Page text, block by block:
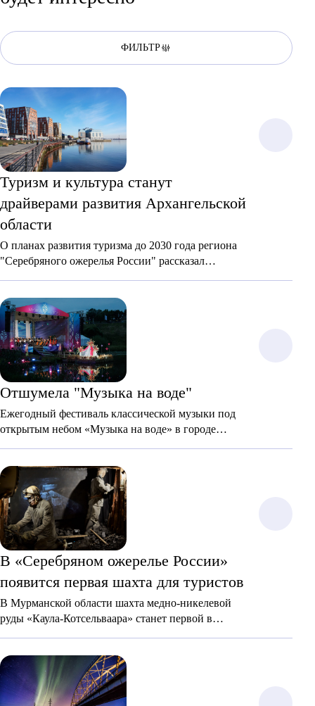
ФИЛЬТР
Туризм и культура станут
драйверами развития Архангельской
области
О планах развития туризма до 2030 года региона
"Серебряного ожерелья России" рассказал
Отшумела "Музыка на воде"
Ежегодный фестиваль классической музыки под
открытым небом «Музыка на воде» в городе
великолепием классической музыки.
В «Серебряном ожерелье России»
появится первая шахта для туристов
В Мурманской области шахта медно-никелевой
руды «Каула-Котсельваара» станет первой в